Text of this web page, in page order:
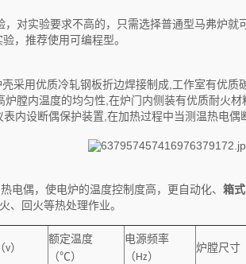
对实验要求不高的，只需选择普通型马弗炉就可
，推荐使用可编程型。
采用优质冷轧钢板折边焊接制成,工作室有优
膛内温度的均匀性,在炉门内侧装有优质耐火
内设断偶保护装置,在加热过程中当测温热电
电偶，使电炉的温度控制度高，更自动化、 箱
、回火等热处理作业。
v）
额定温度
（℃）
电源频率
（Hz）
炉膛尺寸